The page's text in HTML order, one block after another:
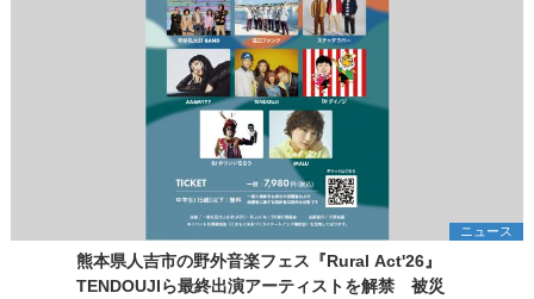
ニュース
熊本県人吉市の野外音楽フェス『Rural Act'26』
TENDOUJIら最終出演アーティストを解禁 被災